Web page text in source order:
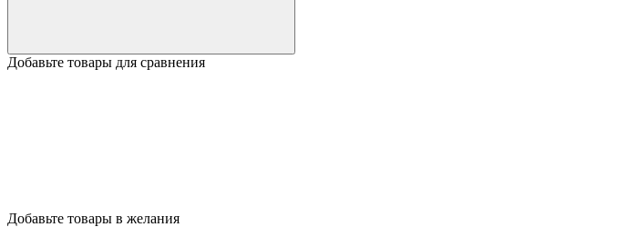
Добавьте товары для сравнения
Добавьте товары в желания